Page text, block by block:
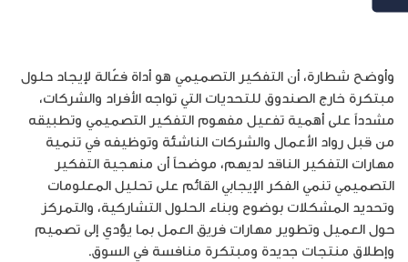
وأوضح شطارة، أن التفكير التصميمي هو أداة فعّالة لإيجاد حلول
مبتكرة خارج الصندوق للتحديات التي تواجه الأفراد والشركات،
مشدداً على أهمية تفعيل مفهوم التفكير التصميمي وتطبيقه
من قبل رواد الأعمال والشركات الناشئة وتوظيفه في تنمية
مهارات التفكير الناقد لديهم، موضحاً أن منهجية التفكير
التصميمي تنمي الفكر الإيجابي القائم على تحليل المعلومات
وتحديد المشكلات بوضوح وبناء الحلول التشاركية، والتمركز
حول العميل وتطوير مهارات فريق العمل بما يؤدي إلى تصميم
وإطلاق منتجات جديدة ومبتكرة منافسة في السوق.